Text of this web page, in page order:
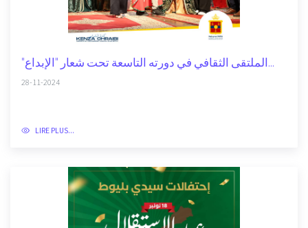
"الملتقى الثقافي في دورته التاسعة تحت شعار "الإبداع...
28-11-2024
LIRE PLUS...